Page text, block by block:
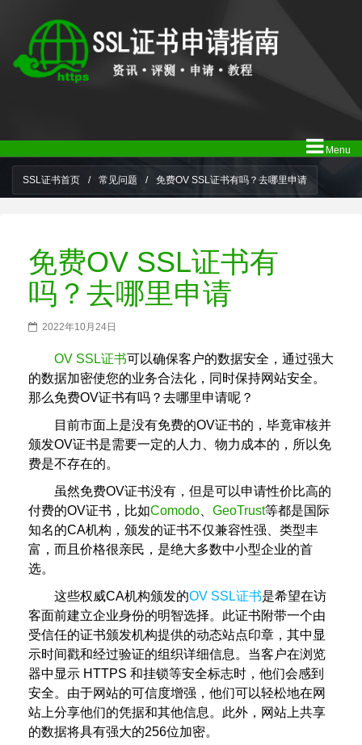
Menu
SSL证书首页 / 常见问题 / 免费OV SSL证书有吗？去哪里申请
免费OV SSL证书有
吗？去哪里申请
2022年10月24日
OV SSL证书可以确保客户的数据安全，通过强大
的数据加密使您的业务合法化，同时保持网站安全。
那么免费OV证书有吗？去哪里申请呢？
目前市面上是没有免费的OV证书的，毕竟审核并
颁发OV证书是需要一定的人力、物力成本的，所以免
费是不存在的。
虽然免费OV证书没有，但是可以申请性价比高的
付费的OV证书，比如Comodo GeoTrust等都是国际
知名的CA机构，颁发的证书不仅兼容性强、类型丰
富，而且价格很亲民，是绝大多数中小型企业的首
选。
这些权威CA机构颁发的OV SSL证书是希望在访
客面前建立企业身份的明智选择。此证书附带一个由
受信任的证书颁发机构提供的动态站点印章，其中显
示时间戳和经过验证的组织详细信息。当客户在浏览
器中显示 HTTPS 和挂锁等安全标志时，他们会感到
安全。由于网站的可信度增强，他们可以轻松地在网
站上分享他们的凭据和其他信息。此外，网站上共享
的数据将具有强大的256位加密。